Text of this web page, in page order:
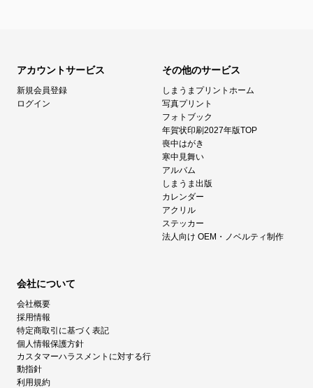
アカウントサービス
新規会員登録
ログイン
その他のサービス
しまうまプリントホーム
写真プリント
フォトブック
年賀状印刷2027年版TOP
喪中はがき
寒中見舞い
アルバム
しまうま出版
カレンダー
アクリル
ステッカー
法人向け OEM・ノベルティ制作
会社について
会社概要
採用情報
特定商取引に基づく表記
個人情報保護方針
カスタマーハラスメントに対する行
動指針
利用規約